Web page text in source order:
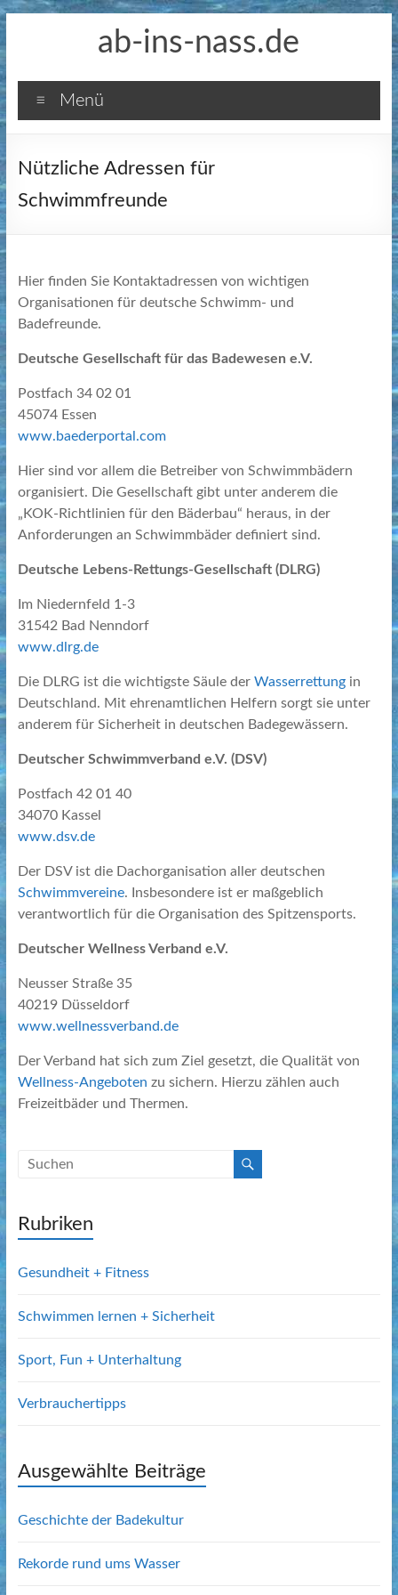
Zum
ab-ins-nass.de
Menü
Nützliche Adressen für
Schwimmfreunde
Hier finden Sie Kontaktadressen von wichtigen
Organisationen für deutsche Schwimm- und
Badefreunde.
Deutsche Gesellschaft für das Badewesen e.V.
Postfach 34 02 01
45074 Essen
www.baederportal.com
Hier sind vor allem die Betreiber von Schwimmbädern
organisiert. Die Gesellschaft gibt unter anderem die
„KOK-Richtlinien für den Bäderbau“ heraus, in der
Anforderungen an Schwimmbäder definiert sind.
Deutsche Lebens-Rettungs-Gesellschaft (DLRG)
Im Niedernfeld 1-3
31542 Bad Nenndorf
www.dlrg.de
Die DLRG ist die wichtigste Säule der Wasserrettungin
Deutschland. Mit ehrenamtlichen Helfern sorgt sie unter
anderem für Sicherheit in deutschen Badegewässern.
Deutscher Schwimmverband e.V. (DSV)
Postfach 42 01 40
34070 Kassel
www.dsv.de
Der DSV ist die Dachorganisation aller deutschen
Schwimmvereine. Insbesondere ist er maßgeblich
verantwortlich für die Organisation des Spitzensports.
Deutscher Wellness Verband e.V.
Neusser Straße 35
40219 Düsseldorf
www.wellnessverband.de
Der Verband hat sich zum Ziel gesetzt, die Qualität von
Wellness-Angeboten zu sichern. Hierzu zählen auch
Freizeitbäder und Thermen.
Rubriken
Gesundheit + Fitness
Schwimmen lernen + Sicherheit
Sport, Fun + Unterhaltung
Verbrauchertipps
Ausgewählte Beiträge
Geschichte der Badekultur
Rekorde rund ums Wasser